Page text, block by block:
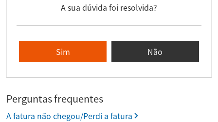
A sua dúvida foi resolvida?
Sim Não
Perguntas frequentes
A fatura não chegou/Perdi a fatura